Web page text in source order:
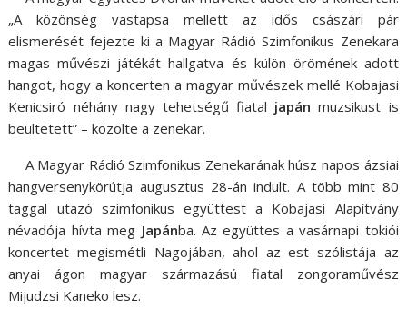
„A közönség vastapsa mellett az idős császári pár
elismerését fejezte ki a Magyar Rádió Szimfonikus Zenekara
magas művészi játékát hallgatva és külön örömének adott
hangot, hogy a koncerten a magyar művészek mellé Kobajasi
Kenicsiró néhány nagy tehetségű fiatal japán muzsikust is
beültetett” – közölte a zenekar.
A Magyar Rádió Szimfonikus Zenekarának húsz napos ázsiai
hangversenykörútja augusztus 28-án indult. A több mint 80
taggal utazó szimfonikus együttest a Kobajasi Alapítvány
névadója hívta meg Japánba. Az együttes a vasárnapi tokiói
koncertet megismétli Nagojában, ahol az est szólistája az
anyai ágon magyar származású fiatal zongoraművész
Mijudzsi Kaneko lesz.